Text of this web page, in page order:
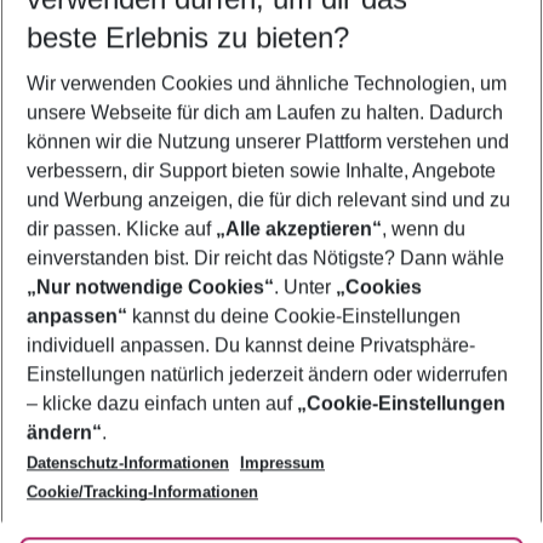
5-8 Nächte
2 Erwachsene Keine Kinder
Mehr Filter anzeigen
Footer
Footer navigation
Über uns
AGB
Bestpreisgarantie
Cookie-Einstellungen ändern
Cookie-Richtlinie
Agenturbetreuung
Barrierefreies Reisen
Folge uns
beste Erlebnis zu bieten?
Wir verwenden Cookies und ähnliche Technologien, um
unsere Webseite für dich am Laufen zu halten. Dadurch
können wir die Nutzung unserer Plattform verstehen und
verbessern, dir Support bieten sowie Inhalte, Angebote
und Werbung anzeigen, die für dich relevant sind und zu
dir passen. Klicke auf „Alle akzeptieren“, wenn du
einverstanden bist. Dir reicht das Nötigste? Dann wähle
„Nur notwendige Cookies“. Unter „Cookies
anpassen“ kannst du deine Cookie-Einstellungen
individuell anpassen. Du kannst deine Privatsphäre-
Einstellungen natürlich jederzeit ändern oder widerrufen
– klicke dazu einfach unten auf „Cookie-Einstellungen
ändern“.
Datenschutz-Informationen
Impressum
Cookie/Tracking-Informationen